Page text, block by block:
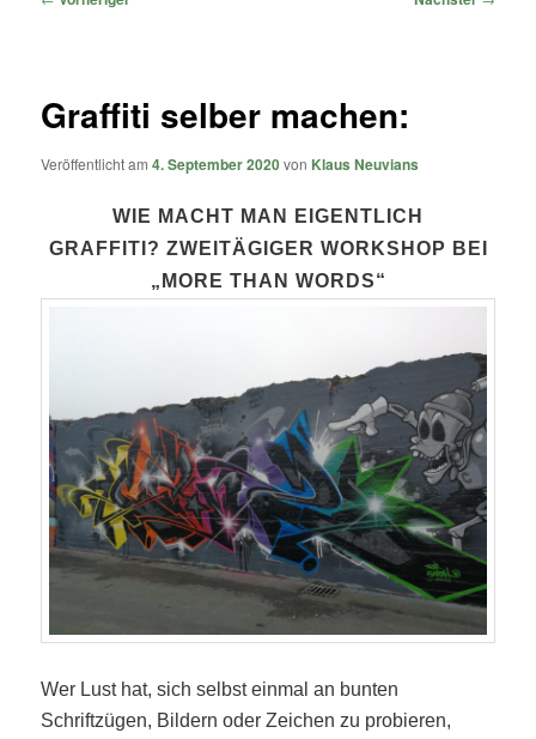
Graffiti selber machen:
Veröffentlicht am4. September 2020von Klaus Neuvians
WIE MACHT MAN EIGENTLICH
GRAFFITI? ZWEITÄGIGER WORKSHOP BEI
„MORE THAN WORDS“
Wer Lust hat, sich selbst einmal an bunten
Schriftzügen, Bildern oder Zeichen zu probieren,